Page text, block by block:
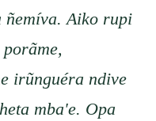
ñemíva. Aiko rupi
irũnguéra ndive
mba'e. Opa